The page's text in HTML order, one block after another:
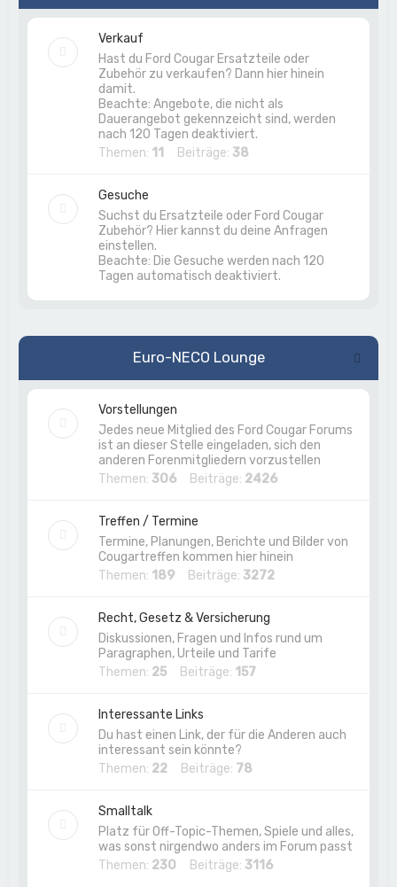
Verkauf
Hast du Ford Cougar Ersatzteile oder
Zubehör zu verkaufen? Dann hier hinein
damit.
Beachte: Angebote, die nicht als
Dauerangebot gekennzeicht sind, werden
nach 120 Tagen deaktiviert.
Themen: 11 Beiträge: 38
Gesuche
Suchst du Ersatzteile oder Ford Cougar
Zubehör? Hier kannst du deine Anfragen
einstellen.
Beachte: Die Gesuche werden nach 120
Tagen automatisch deaktiviert.
Euro-NECO Lounge
Vorstellungen
Jedes neue Mitglied des Ford Cougar Forums
ist an dieser Stelle eingeladen, sich den
anderen Forenmitgliedern vorzustellen
Themen: 306 Beiträge: 2426
Treffen / Termine
Termine, Planungen, Berichte und Bilder von
Cougartreffen kommen hier hinein
Themen: 189 Beiträge: 3272
Recht, Gesetz & Versicherung
Diskussionen, Fragen und Infos rund um
Paragraphen, Urteile und Tarife
Themen: 25 Beiträge: 157
Interessante Links
Du hast einen Link, der für die Anderen auch
interessant sein könnte?
Themen: 22 Beiträge: 78
Smalltalk
Platz für Off-Topic-Themen, Spiele und alles,
was sonst nirgendwo anders im Forum passt
Themen: 230 Beiträge: 3116